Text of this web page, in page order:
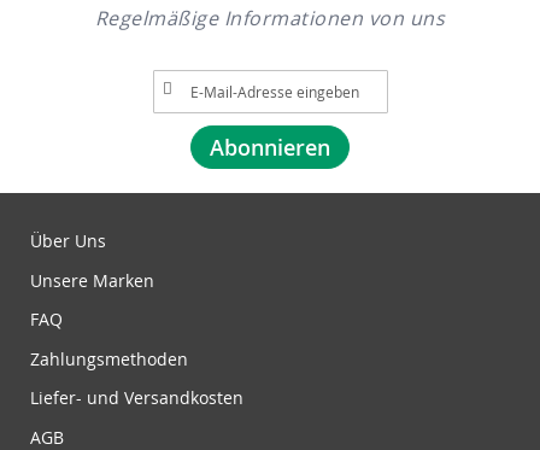
Regelmäßige Informationen von uns
n
g
m
e
Abonnieren
Über Uns
Unsere Marken
FAQ
Zahlungsmethoden
Liefer- und Versandkosten
AGB